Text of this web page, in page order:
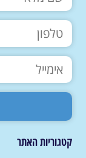
קטגוריות האתר